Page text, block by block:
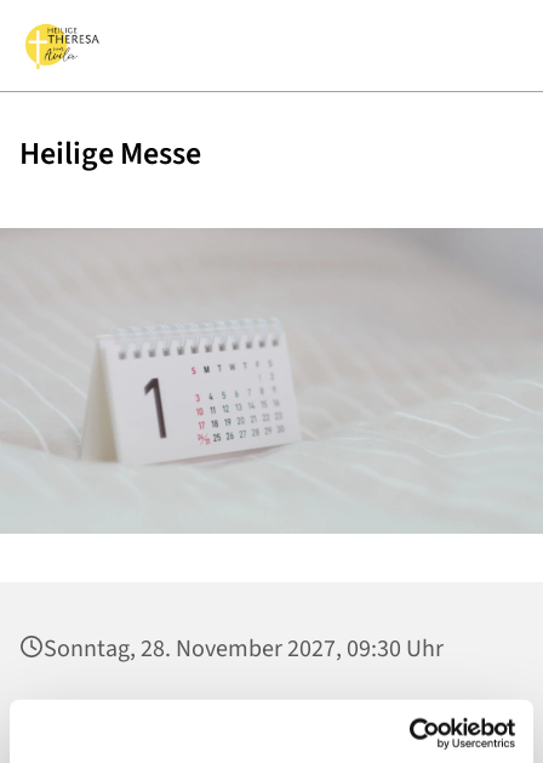
Heilige Messe
Sonntag, 28. November 2027, 09:30 Uhr
St. Georg, Kirche, Kissingenplatz, 13189